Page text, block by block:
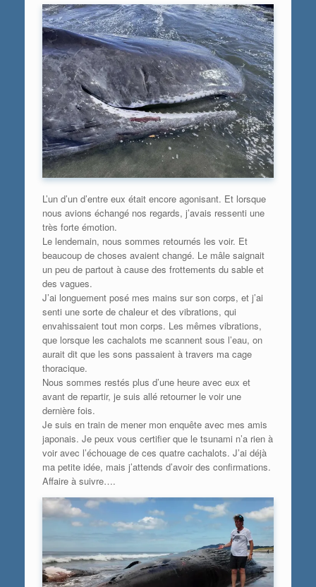
L’un d’un d’entre eux était encore agonisant. Et lorsque
nous avions échangé nos regards, j’avais ressenti une
très forte émotion.
Le lendemain, nous sommes retournés les voir. Et
beaucoup de choses avaient changé. Le mâle saignait
un peu de partout à cause des frottements du sable et
des vagues.
J’ai longuement posé mes mains sur son corps, et j’ai
senti une sorte de chaleur et des vibrations, qui
envahissaient tout mon corps. Les mêmes vibrations,
que lorsque les cachalots me scannent sous l’eau, on
aurait dit que les sons passaient à travers ma cage
thoracique.
Nous sommes restés plus d’une heure avec eux et
avant de repartir, je suis allé retourner le voir une
dernière fois.
Je suis en train de mener mon enquête avec mes amis
japonais. Je peux vous certifier que le tsunami n’a rien à
voir avec l’échouage de ces quatre cachalots. J’ai déjà
ma petite idée, mais j’attends d’avoir des confirmations.
Affaire à suivre….